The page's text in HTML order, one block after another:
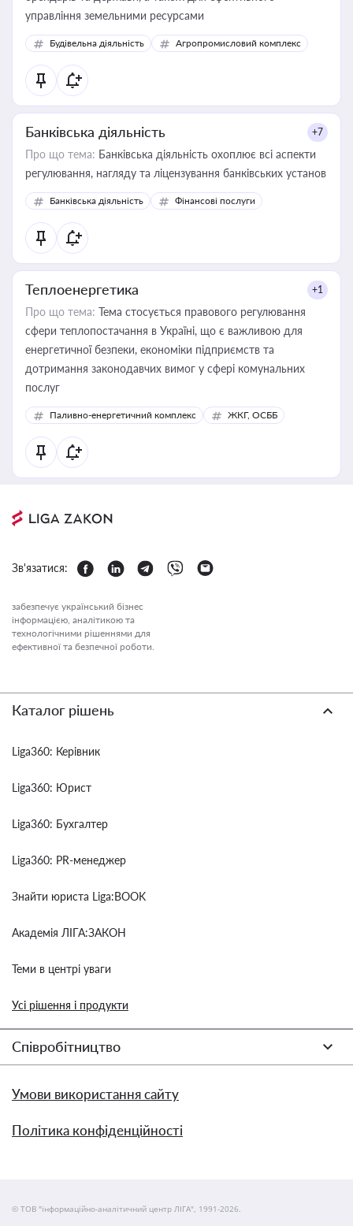
управління земельними ресурсами
Будівельна діяльність Агропромисловий комплекс
Банківська діяльність +7
Про що тема: Банківська діяльність охоплює всі аспекти
регулювання, нагляду та ліцензування банківських установ
Банківська діяльність Фінансові послуги
Теплоенергетика +1
Про що тема: Тема стосується правового регулювання
сфери теплопостачання в Україні, що є важливою для
енергетичної безпеки, економіки підприємств та
дотримання законодавчих вимог у сфері комунальних
послуг
Паливно-енергетичний комплекс ЖКГ, ОСББ
Зв'язатися:
забезпечує український бізнес
інформацією, аналітикою та
технологічними рішеннями для
ефективної та безпечної роботи.
Каталог рішень
Liga360: Керівник
Liga360: Юрист
Liga360: Бухгалтер
Liga360: PR-менеджер
Знайти юриста Liga:BOOK
Академія ЛІГА:ЗАКОН
Теми в центрі уваги
Усі рішення і продукти
Співробітництво
Умови використання сайту
Політика конфіденційності
© ТОВ "інформаційно-аналітичний центр ЛІГА", 1991-2026.